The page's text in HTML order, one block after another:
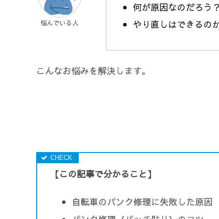
悩んでいる人
何が原因なのだろう？
やり直しはできるの
こんなお悩みを解決します。
【この記事で分かること】
自転車のパンク修理に失敗した原因